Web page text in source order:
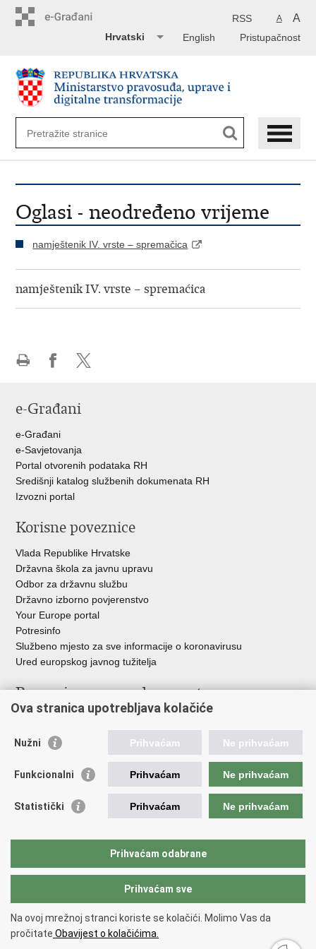
A A
RSS
Pristupačnost
English
Hrvatski
Oglasi - neodređeno vrijeme
namještenik IV. vrste – spremačica
namještenik IV. vrste – spremaćica
FacebookuTwitteru
e-Građani
e-Građani
e-Savjetovanja
Portal otvorenih podataka RH
Središnji katalog službenih dokumenata RH
Izvozni portal
Korisne poveznice
Vlada Republike Hrvatske
Državna škola za javnu upravu
Odbor za državnu službu
Državno izborno povjerenstvo
Your Europe portal
Potresinfo
Službeno mjesto za sve informacije o koronavirusu
Ured europskog javnog tužitelja
Poveznice pravosudnog sustava
Državno odvjetništvo
Ured za suzbijanje korupcije i organiziranog kriminaliteta
Državnoodvjetničko vijeće
Hrvatska odvjetnička komora
Europski pravosudni portal
Copyright © 2026 Ministarstvo pravosuđa, uprave i digitalne
transformacije Republike Hrvatske.
pristupačnosti.
Ova stranica upotrebljava kolačiće
Nužni Prihvaćam Ne prihvaćam
Funkcionalni Prihvaćam Ne prihvaćam
Statistički Prihvaćam Ne prihvaćam
Prihvaćam odabrane
Prihvaćam sve
Na ovoj mrežnoj stranci koriste se kolačići. Molimo Vas da
pročitate Obavijest o kolačićima.